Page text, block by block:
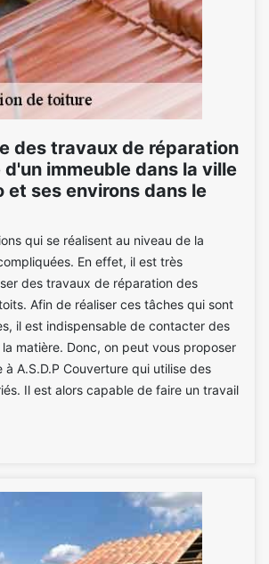
des travaux de réparation
immeuble dans la ville
et ses environs dans le
qui se réalisent au niveau de la
En effet, il est très
des travaux de réparation des
Afin de réaliser ces tâches qui sont
il est indispensable de contacter des
matière. Donc, on peut vous proposer
A.S.D.P Couverture qui utilise des
Il est alors capable de faire un travail